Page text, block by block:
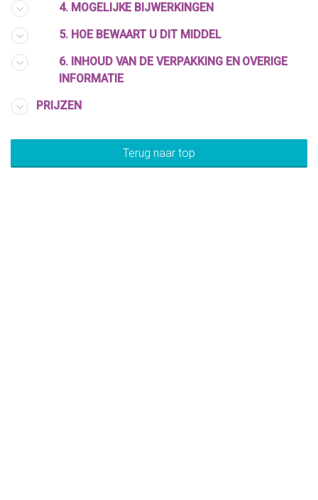
4. MOGELIJKE BIJWERKINGEN
5. HOE BEWAART U DIT MIDDEL
6. INHOUD VAN DE VERPAKKING EN OVERIGE
INFORMATIE
PRIJZEN
Terug naar top